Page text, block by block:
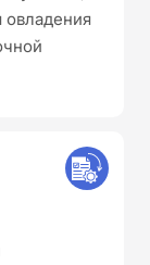
овладения